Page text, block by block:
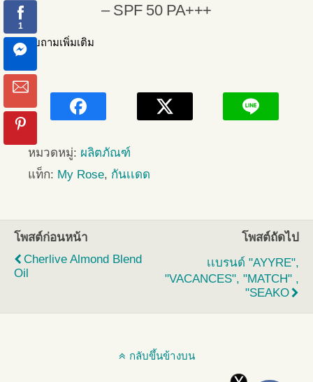
– SPF 50 PA+++
สอบถามเพิ่มเติม
หมวดหมู่: ผลิตภัณฑ์
แท็ก: My Rose, กันเเดด
โพสต์ก่อนหน้า
Cherlive Almond Blend
Oil
โพสต์ถัดไป
เเบรนด์ "AYYRE",
"VACANCES", "MATCH" ,
"SEAKO
กลับขึ้นข้างบน